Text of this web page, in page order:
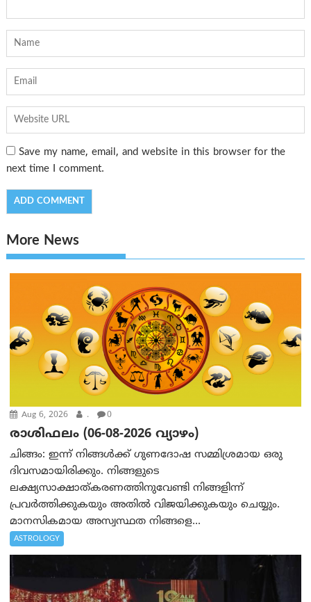
Save my name, email, and website in this browser for the
next time I comment.
More News
Aug 6, 2026 . 0
രാശിഫലം (06-08-2026 വ്യാഴം)
ചിങ്ങം: ഇന്ന് നിങ്ങൾക്ക് ഗുണദോഷ സമ്മിശ്രമായ ഒരു
ദിവസമായിരിക്കും. നിങ്ങളുടെ
ലക്ഷ്യസാക്ഷാത്കരണത്തിനുവേണ്ടി നിങ്ങളിന്ന്
പ്രവർത്തിക്കുകയും അതില്‍ വിജയിക്കുകയും ചെയ്യും.
മാനസികമായ അസ്വസ്ഥത നിങ്ങളെ...
ASTROLOGY